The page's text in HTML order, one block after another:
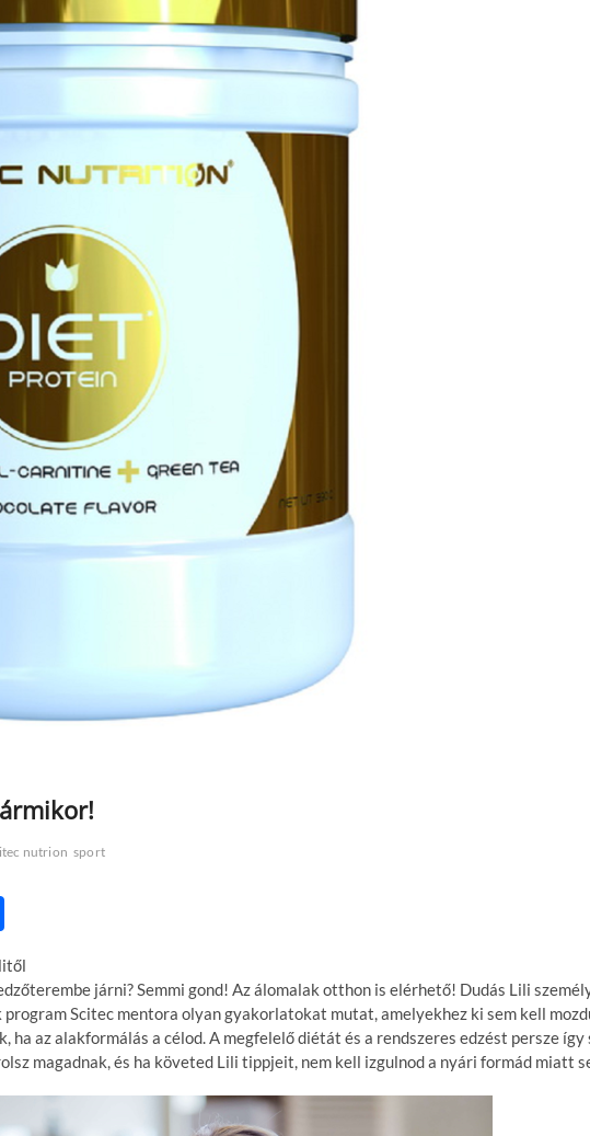
nutrion sport
ss
za
m
e
g
járni? Semmi gond! Az álomalak otthon is elérhető! Dudás Lili
Scitec mentora olyan gyakorlatokat mutat, amelyekhez ki sem kell
ha az alakformálás a célod. A megfelelő diétát és a rendszeres edzést persze így
magadnak, és ha követed Lili tippjeit, nem kell izgulnod a nyári formád miatt